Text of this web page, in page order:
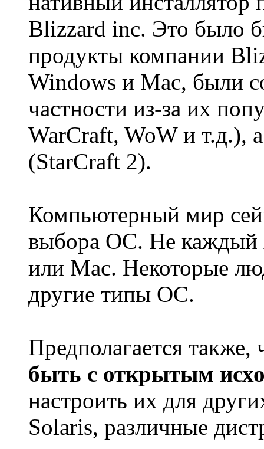
Blizzard inc. Это было
продукты компании
Windows и Mac, были
частности из-за их
WarCraft, WoW и т.д.),
(StarCraft 2).
Компьютерный мир
выбора ОС. Не каждый
или Mac. Некоторые
другие типы ОС.
Предполагается также,
быть с открытым
настроить их для
Solaris, различные